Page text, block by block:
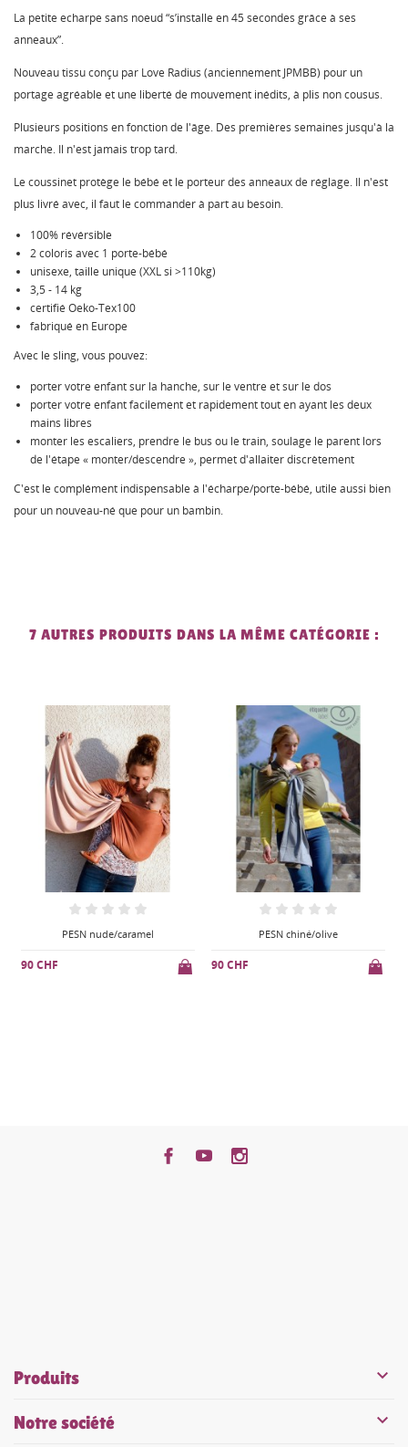
La petite echarpe sans noeud “s’installe en 45 secondes grâce à ses
anneaux”.
Nouveau tissu conçu par Love Radius (anciennement JPMBB) pour un
portage agréable et une liberté de mouvement inédits, à plis non cousus.
Plusieurs positions en fonction de l'âge. Des premières semaines jusqu'à la
marche. Il n'est jamais trop tard.
Le coussinet protège le bébé et le porteur des anneaux de réglage. Il n'est
plus livré avec, il faut le commander à part au besoin.
100% révérsible
2 coloris avec 1 porte-bébé
unisexe, taille unique (XXL si >110kg)
3,5 - 14 kg
certifié Oeko-Tex100
fabriqué en Europe
Avec le sling, vous pouvez:
porter votre enfant sur la hanche, sur le ventre et sur le dos
porter votre enfant facilement et rapidement tout en ayant les deux
mains libres
monter les escaliers, prendre le bus ou le train, soulage le parent lors
de l'étape « monter/descendre », permet d'allaiter discrètement
C'est le complément indispensable à l'écharpe/porte-bébé, utile aussi bien
pour un nouveau-né que pour un bambin.
7 AUTRES PRODUITS DANS LA MÊME CATÉGORIE :
PESN chiné/olive
90 CHF
PESN figue/latte
90 CHF
Produits 
Notre société 